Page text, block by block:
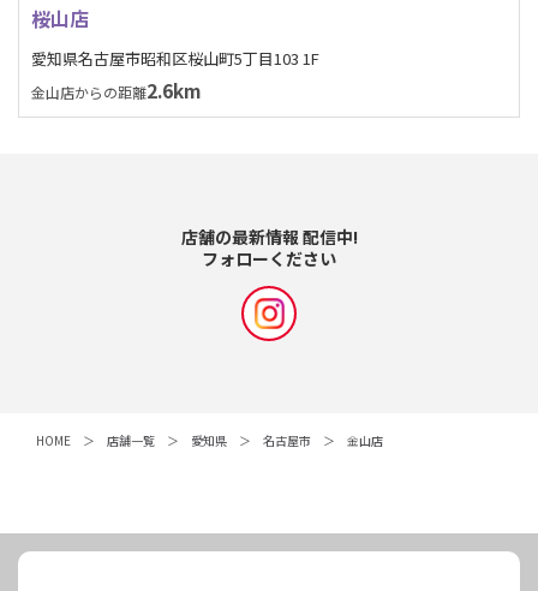
桜山店
愛知県名古屋市昭和区桜山町5丁目103 1F
金山店からの距離2.6km
店舗の最新情報 配信中!
フォローください
HOME 店舗一覧 愛知県 名古屋市 金山店